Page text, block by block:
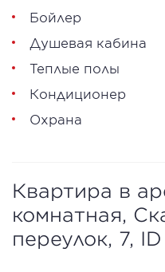
Бойлер
Душевая кабина
Теплые полы
Кондиционер
Охрана
Квартира в
комнатная,
переулок, 7, ID